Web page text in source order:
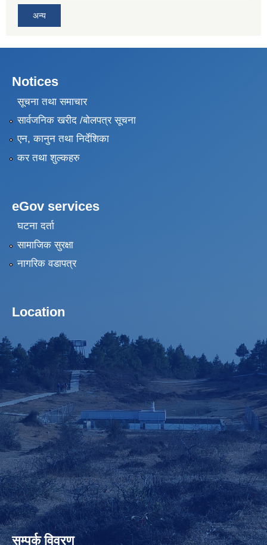
अन्य
Notices
सूचना तथा समाचार
सार्वजनिक खरीद /बोलपत्र सूचना
एन, कानुन तथा निर्देशिका
कर तथा शुल्कहरु
eGov services
घटना दर्ता
सामाजिक सुरक्षा
नागरिक वडापत्र
Location
सम्पर्क विवरण